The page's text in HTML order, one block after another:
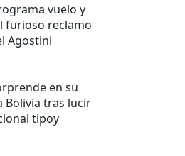
vuelo y
furioso reclamo
Agostini
en su
Bolivia tras lucir
tipoy